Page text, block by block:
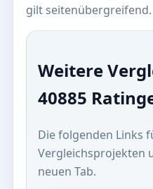
gilt seitenübergreifend.
Weitere
40885
Die folgenden Links
Vergleichsprojekten
neuen Tab.